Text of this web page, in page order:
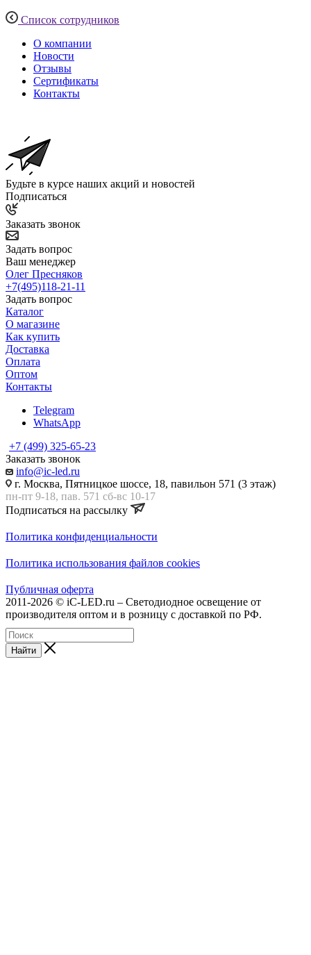
Список сотрудников
О компании
Новости
Отзывы
Сертификаты
Контакты
Будьте в курсе наших акций и новостей
Подписаться
Заказать звонок
Задать вопрос
Ваш менеджер
Олег Пресняков
+7(495)118-21-11
Задать вопрос
Каталог
О магазине
Как купить
Доставка
Оплата
Оптом
Контакты
Telegram
WhatsApp
+7 (499) 325-65-23
Заказать звонок
info@ic-led.ru
г. Москва, Пятницкое шоссе, 18, павильон 571 (3 этаж)
пн-пт 9-18, пав. 571 сб-вс 10-17
Подписаться на рассылку
Политика конфиденциальности
Политика использования файлов cookies
Публичная оферта
2011-2026 © iC-LED.ru – Светодиодное освещение от
производителя оптом и в розницу с доставкой по РФ.
Найти